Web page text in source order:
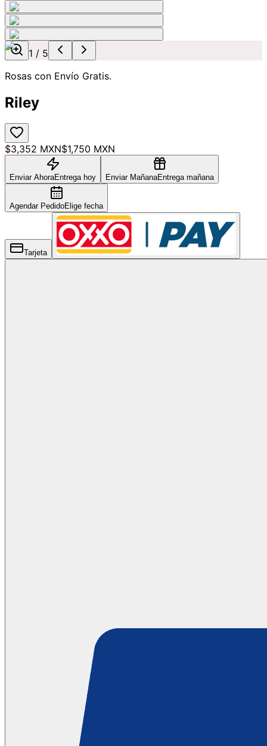
1 / 5
Rosas con Envío Gratis.
Riley
$3,352 MXN$1,750 MXN
Enviar AhoraEntrega hoy Enviar MañanaEntrega mañana
Agendar PedidoElige fecha
Tarjeta